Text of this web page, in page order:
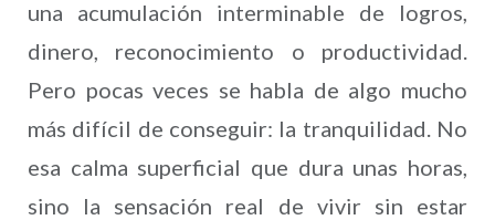
una acumulación interminable de logros,
dinero, reconocimiento o productividad.
Pero pocas veces se habla de algo mucho
más difícil de conseguir: la tranquilidad. No
esa calma superficial que dura unas horas,
sino la sensación real de vivir sin estar